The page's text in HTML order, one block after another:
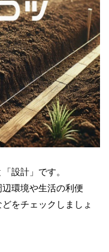
設計」です。
環境や生活の利便
をチェックしましょ